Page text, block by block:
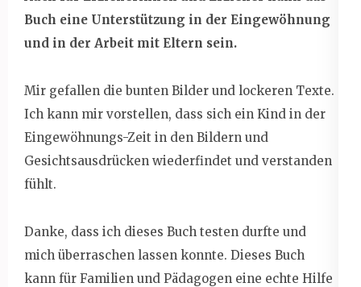
Buch eine Unterstützung in der Eingewöhnung
und in der Arbeit mit Eltern sein.
Mir gefallen die bunten Bilder und lockeren Texte.
Ich kann mir vorstellen, dass sich ein Kind in der
Eingewöhnungs-Zeit in den Bildern und
Gesichtsausdrücken wiederfindet und verstanden
fühlt.
Danke, dass ich dieses Buch testen durfte und
mich überraschen lassen konnte. Dieses Buch
kann für Familien und Pädagogen eine echte Hilfe